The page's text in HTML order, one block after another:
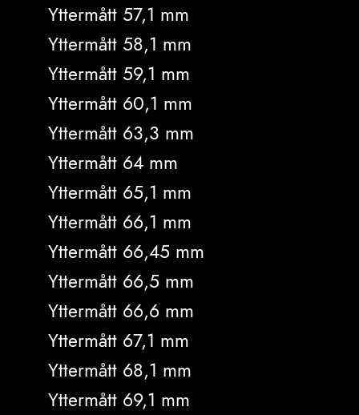
Yttermått 57,1 mm
Yttermått 58,1 mm
Yttermått 59,1 mm
Yttermått 60,1 mm
Yttermått 63,3 mm
Yttermått 64 mm
Yttermått 65,1 mm
Yttermått 66,1 mm
Yttermått 66,45 mm
Yttermått 66,5 mm
Yttermått 66,6 mm
Yttermått 67,1 mm
Yttermått 68,1 mm
Yttermått 69,1 mm